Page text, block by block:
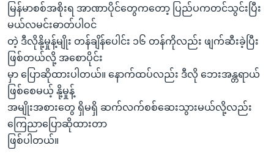
မြန်မာစစ်အစိုးရ အာဏာပိုင်တွေကတော့ ပြည်ပကတင်သွင်းပြီး
မယ်လမင်းဓာတ်ပါဝင်
တဲ့ ဒီလိုနို့မှုန့်မျိုး တန်ချိန်ပေါင်း ၁၆ တန်ကိုလည်း ဖျက်ဆီးခဲ့ပြီး
ဖြစ်တယ်လို့ အစောပိုင်း
မှာ ပြောဆိုထားပါတယ်။ နောက်ထပ်လည်း ဒီလို ဘေးအန္တရာယ်
ဖြစ်စေမယ့် နို့မှုန့်
အမျိုးအစားတွေ ရှိမရှိ ဆက်လက်စစ်ဆေးသွားမယ်လို့လည်း
ကြေညာပြောဆိုထားတာ
ဖြစ်ပါတယ်။